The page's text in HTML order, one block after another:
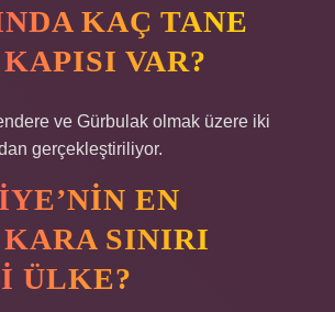
KAÇ TANE
VAR?
ve Gürbulak olmak üzere iki
gerçekleştiriliyor.
EN
SINIRI
ÜLKE?